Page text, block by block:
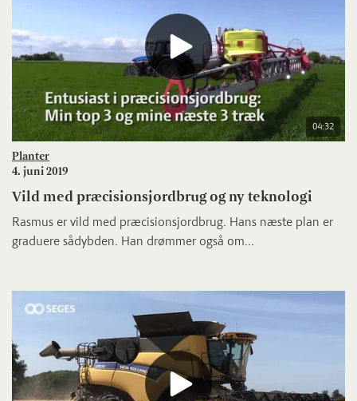
04:32
Planter
4. juni 2019
Vild med præcisionsjordbrug og ny teknologi
Rasmus er vild med præcisionsjordbrug. Hans næste plan er
graduere sådybden. Han drømmer også om...